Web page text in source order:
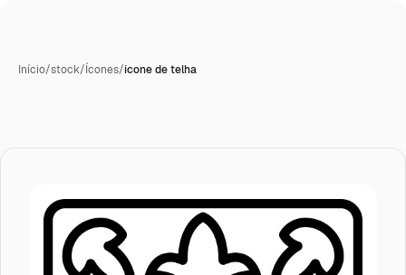
Início/stock/Ícones/ícone de telha